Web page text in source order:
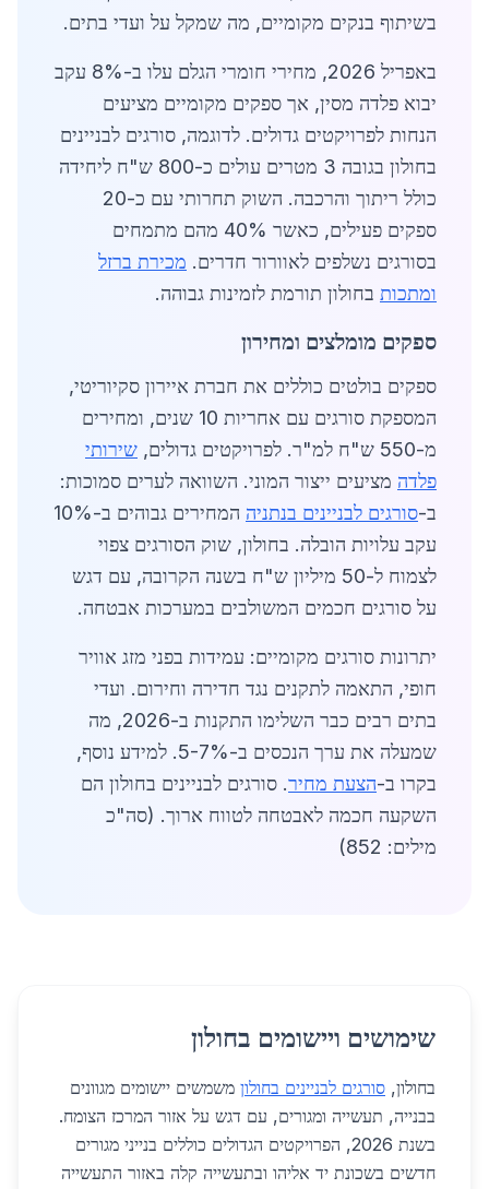
בשיתוף בנקים מקומיים, מה שמקל על ועדי בתים.
באפריל 2026, מחירי חומרי הגלם עלו ב-8% עקב
יבוא פלדה מסין, אך ספקים מקומיים מציעים
הנחות לפרויקטים גדולים. לדוגמה, סורגים לבניינים
בחולון בגובה 3 מטרים עולים כ-800 ש"ח ליחידה
כולל ריתוך והרכבה. השוק תחרותי עם כ-20
ספקים פעילים, כאשר 40% מהם מתמחים
בסורגים נשלפים לאוורור חדרים. מכירת ברזל
ומתכות בחולון תורמת לזמינות גבוהה.
ספקים מומלצים ומחירון
ספקים בולטים כוללים את חברת איירון סקיוריטי,
המספקת סורגים עם אחריות 10 שנים, ומחירים
מ-550 ש"ח למ"ר. לפרויקטים גדולים,
שירותי
פלדה מציעים ייצור המוני. השוואה לערים סמוכות:
ב-סורגים לבניינים בנתניה
המחירים גבוהים ב-10%
עקב עלויות הובלה. בחולון, שוק הסורגים צפוי
לצמוח ל-50 מיליון ש"ח בשנה הקרובה, עם דגש
על סורגים חכמים המשולבים במערכות אבטחה.
יתרונות סורגים מקומיים: עמידות בפני מזג אוויר
חופי, התאמה לתקנים נגד חדירה וחירום. ועדי
בתים רבים כבר השלימו התקנות ב-2026, מה
שמעלה את ערך הנכסים ב-5-7%. למידע נוסף,
בקרו ב-הצעת מחיר. סורגים לבניינים בחולון הם
השקעה חכמה לאבטחה לטווח ארוך. (סה"כ
מילים: 852)
שימושים ויישומים בחולון
בחולון, סורגים לבניינים בחולון משמשים יישומים מגוונים
בבנייה, תעשייה ומגורים, עם דגש על אזור המרכז הצומח.
בשנת 2026, הפרויקטים הגדולים כוללים בנייני מגורים
חדשים בשכונת יד אליהו ובתעשייה קלה באזור התעשייה